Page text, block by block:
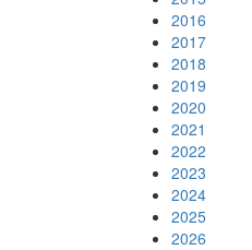
2016
2017
2018
2019
2020
2021
2022
2023
2024
2025
2026